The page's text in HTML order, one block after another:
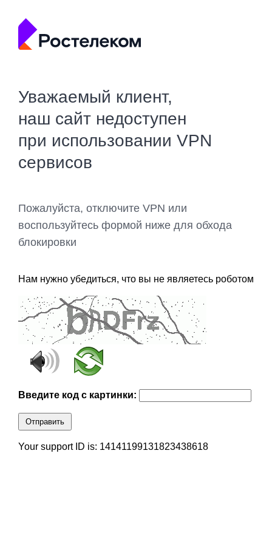
Уважаемый клиент,
наш сайт недоступен
при использовании VPN
сервисов
Пожалуйста, отключите VPN или
воспользуйтесь формой ниже для обхода
блокировки
Нам нужно убедиться, что вы не являетесь роботом
Введите код с картинки:
Отправить
Your support ID is: 14141199131823438618